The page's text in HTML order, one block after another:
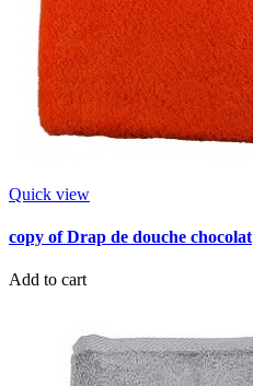
Quick view
copy of Drap de douche chocolat
Add to cart